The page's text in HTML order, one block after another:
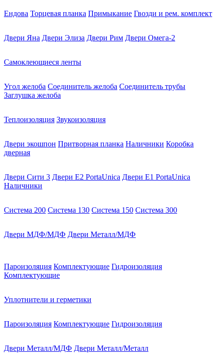
Ендова Торцевая планка Примыкание Гвозди и рем. комплект
Двери Яна Двери Элиза Двери Рим Двери Омега-2
Самоклеющиеся ленты
Угол желоба Соединитель желоба Соединитель трубы
Заглушка желоба
Теплоизоляция Звукоизоляция
Двери экошпон Притворная планка Наличники Коробка
дверная
Двери Сити 3 Двери E2 PortaUnica Двери E1 PortaUnica
Наличники
Система 200 Система 130 Система 150 Система 300
Двери МДФ/МДФ Двери Металл/МДФ
Пароизоляция Комплектующие Гидроизоляция
Комплектующие
Уплотнители и герметики
Пароизоляция Комплектующие Гидроизоляция
Двери Металл/МДФ Двери Металл/Металл